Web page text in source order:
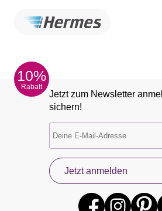
10%
Rabatt
Jetzt zum Newsletter
sichern!
Jetzt anmelden